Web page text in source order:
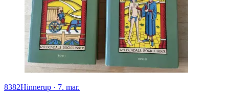
8382Hinnerup · 7. mar.